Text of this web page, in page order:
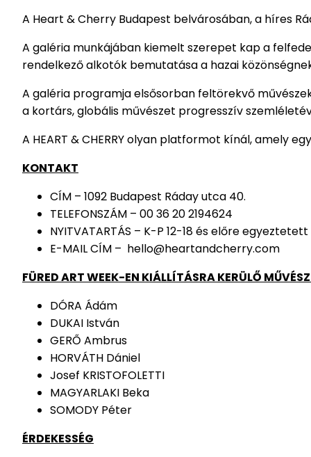
A Heart & Cherry Budapest belvárosában, a híres
A galéria munkájában kiemelt szerepet kap a
rendelkező alkotók bemutatása a hazai
A galéria programja elsősorban feltörekvő
a kortárs, globális művészet progresszív
A HEART & CHERRY olyan platformot kínál, amely
KONTAKT
CÍM – 1092 Budapest Ráday utca 40.
TELEFONSZÁM – 00 36 20 2194624
NYITVATARTÁS – K-P 12-18 és előre
E-MAIL CÍM – hello@heartandcherry.com
FÜRED ART WEEK-EN KIÁLLÍTÁSRA KERÜLŐ
DÓRA Ádám
DUKAI István
GERŐ Ambrus
HORVÁTH Dániel
Josef KRISTOFOLETTI
MAGYARLAKI Beka
SOMODY Péter
ÉRDEKESSÉG